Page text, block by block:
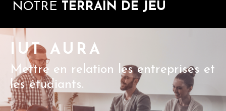
NOTRE TERRAIN DE JEU
IUT AURA
Mettre en relation les entreprises et
les étudiants.